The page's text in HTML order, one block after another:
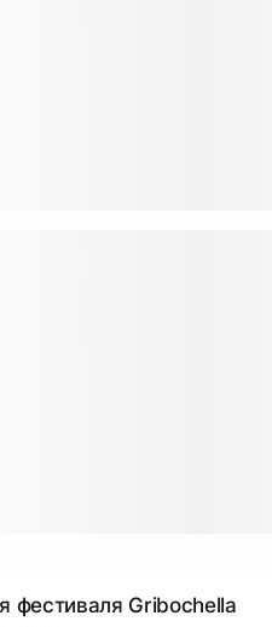
фестиваля Gribochella